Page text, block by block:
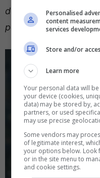
dovrebbe. La
perplesso.”
Personalised
content
services
Store and/or
Learn more
Your personal data will
your device (cookies,
data) may be stored by,
partners, or used
may use precise
Some vendors may
of legitimate interest,
your options below. Look
or in the site menu to
and cookie settings.